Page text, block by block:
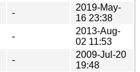
-
2019-May-
16 23:38
-
2013-Aug-
02 11:53
-
2009-Jul-20
19:48